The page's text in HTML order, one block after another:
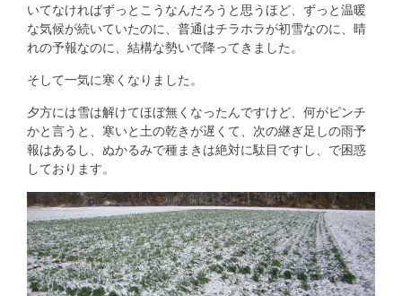
いてなければずっとこうなんだろうと思うほど、ずっと温暖
な気候が続いていたのに、普通はチラホラが初雪なのに、晴
れの予報なのに、結構な勢いで降ってきました。
そして一気に寒くなりました。
夕方には雪は解けてほぼ無くなったんですけど、何がピンチ
かと言うと、寒いと土の乾きが遅くて、次の継ぎ足しの雨予
報はあるし、ぬかるみで種まきは絶対に駄目ですし、で困惑
しております。